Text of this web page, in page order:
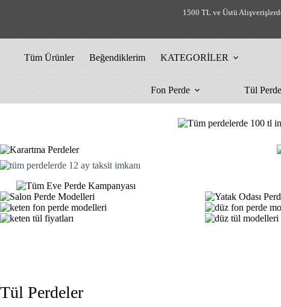
1500 TL ve Üstü
Tüm Ürünler Beğendiklerim KATEGORİLER
Fon Perde
Tül Perde
Tül Perdeler